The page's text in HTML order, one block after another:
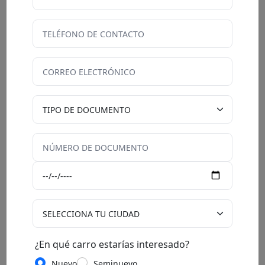
LEASY.
En LEASY puedes acceder a un financiamiento rápido y
seguro para obtener tu auto ideal en menos de 48
horas, incluso si estás en Infocorp. Nuestros planes
incluyen seguro, impuestos y mantenimiento, lo que te
permite enfocarte en generar ingresos sin preocuparte
por trámites adicionales
Pre-evaluación rápida en minutos
papeleos.
Preguntas frecuentes sobre InDriver en
Perú
¿En qué ciudades de Perú funciona
InDriver actualmente?
Actualmente, InDriver está presente en más de 10
ciudades, incluyendo Lima, Chiclayo, Arequipa, Trujillo,
¿En qué carro estarías interesado?